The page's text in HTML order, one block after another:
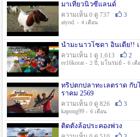
มาเที่ยวนิวซีแลนด์
ความเห็น 0 ดู 737
3
aiyod. - 4 เดือน
น้ำมะนาวโซดา อินเดีย!! เ
ความเห็น 1 ดู 1,613
2
ee16korat - 2 ปี , มโนรมย์ - 6 เดื
ทริปตกปลาทะเลตราด กับ
ราคม 2569
ความเห็น 0 ดู 826
3
kapong99 - 6 เดือน
ติดตั้งล้อประคองพ่วง